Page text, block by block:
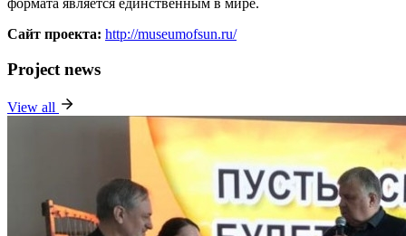
Сайт проекта: http://museumofsun.ru/
Project news
View all